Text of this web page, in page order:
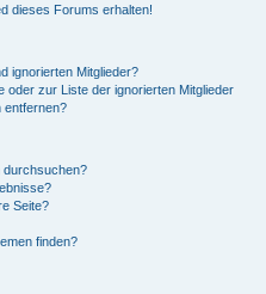
dieses Forums erhalten!
ignorierten Mitglieder?
oder zur Liste der ignorierten Mitglieder
entfernen?
durchsuchen?
Seite?
finden?